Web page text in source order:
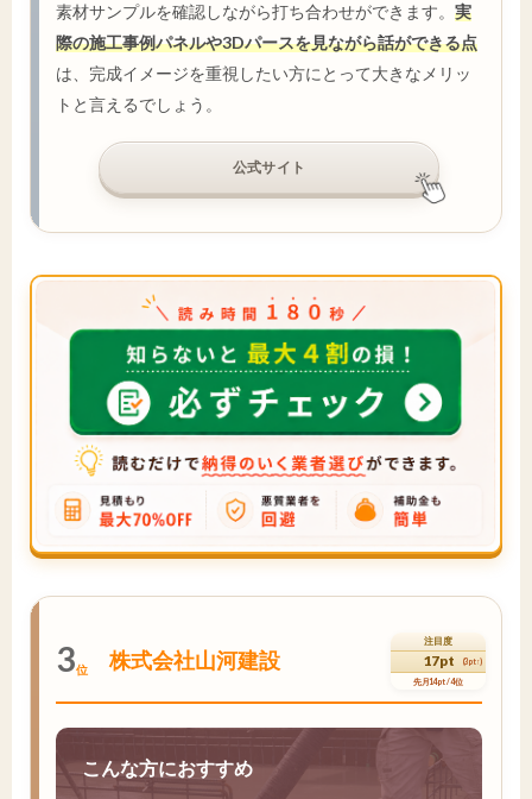
素材サンプルを確認しながら打ち合わせができます。 実
際の施工事例パネルや3Dパースを見ながら話ができる点
は、完成イメージを重視したい方にとって大きなメリッ
トと言えるでしょう。
公式サイト
3位 株式会社山河建設
注目度
17pt (3pt↑)
先月14pt / 4位
こんな方におすすめ